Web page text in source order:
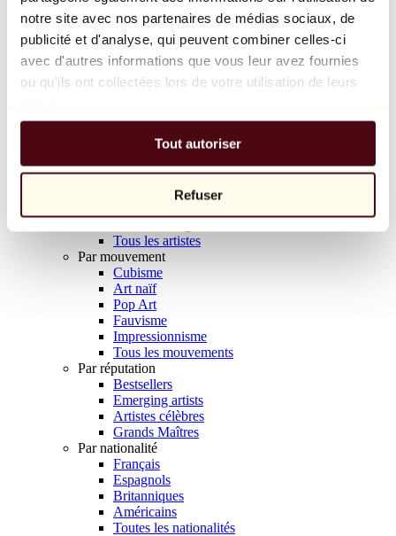
notre site avec nos partenaires de médias sociaux, de
publicité et d'analyse, qui peuvent combiner celles-ci
avec d'autres informations que vous leur avez fournies
ou qu'ils ont collectées lors de votre utilisation de leurs
Tout autoriser
Refuser
Balloon Dog (Orange)
Jeff Koons
10 000 €
Parcourir
Tous les sculpteurs
Tous les photographes
Tous les artistes
Par mouvement
Cubisme
Art naïf
Pop Art
Fauvisme
Impressionnisme
Tous les mouvements
Par réputation
Bestsellers
Emerging artists
Artistes célèbres
Grands Maîtres
Par nationalité
Français
Espagnols
Britanniques
Américains
Toutes les nationalités